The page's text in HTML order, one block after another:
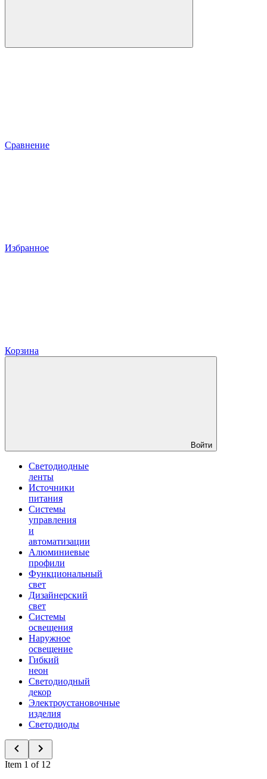
Сравнение
Избранное
Корзина
Войти
Светодиодные
ленты
Источники
питания
Системы
управления
и
автоматизации
Алюминиевые
профили
Функциональный
свет
Дизайнерский
свет
Системы
освещения
Наружное
освещение
Гибкий
неон
Светодиодный
декор
Электроустановочные
изделия
Светодиоды
Item 1 of 12